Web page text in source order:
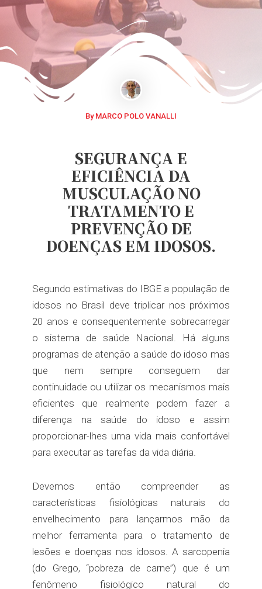
By MARCO POLO VANALLI
SEGURANÇA E
EFICIÊNCIA DA
MUSCULAÇÃO NO
TRATAMENTO E
PREVENÇÃO DE
DOENÇAS EM IDOSOS.
Segundo estimativas do IBGE a população de
idosos no Brasil deve triplicar nos próximos
20 anos e consequentemente sobrecarregar
o sistema de saúde Nacional. Há alguns
programas de atenção a saúde do idoso mas
que nem sempre conseguem dar
continuidade ou utilizar os mecanismos mais
eficientes que realmente podem fazer a
diferença na saúde do idoso e assim
proporcionar-lhes uma vida mais confortável
para executar as tarefas da vida diária.
Devemos então compreender as
características fisiológicas naturais do
envelhecimento para lançarmos mão da
melhor ferramenta para o tratamento de
lesões e doenças nos idosos. A sarcopenia
(do Grego, “pobreza de carne”) que é um
fenômeno fisiológico natural do